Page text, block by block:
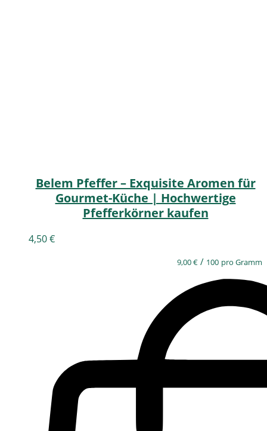
Belem Pfeffer – Exquisite Aromen für
Gourmet-Küche | Hochwertige
Pfefferkörner kaufen
4,50€
9,00€ / 100 pro Gramm